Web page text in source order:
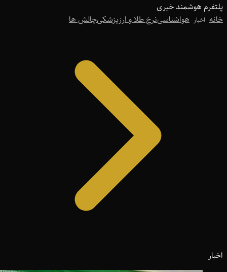
پلتفرم هوشمند خبری
خانه اخبار هواشناسینرخ طلا و ارزپزشکیچالش ها
اخبار